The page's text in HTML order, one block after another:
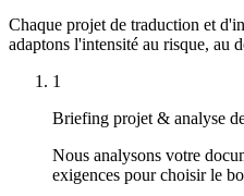
Chaque projet de traduction et
adaptons l'intensité au risque, au
1
Briefing projet & analyse
Nous analysons votre
exigences pour choisir le